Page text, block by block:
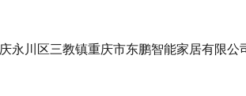
永川区三教镇重庆市东鹏智能家居有限公